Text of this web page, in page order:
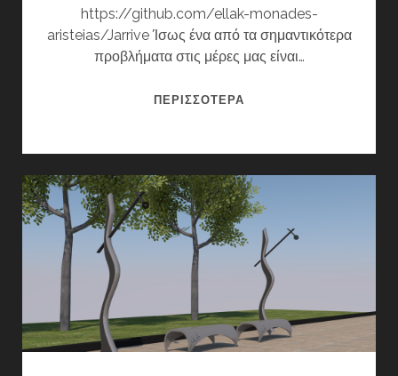
https://github.com/ellak-monades-
aristeias/Jarrive Ίσως ένα από τα σημαντικότερα
προβλήματα στις μέρες μας είναι…
ΠΕΡΙΣΣΌΤΕΡΑ